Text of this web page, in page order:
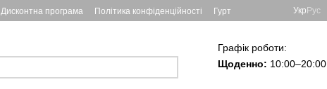
Дисконтна програма Політика конфіденційності Гурт Укр Рус
Графік роботи:
Щоденно: 10:00–20:00